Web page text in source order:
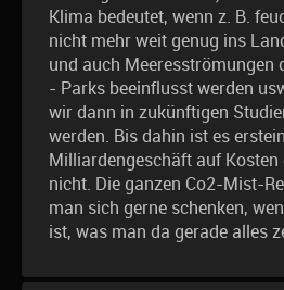
Klima bedeutet, wenn z. B.
nicht mehr weit genug ins
und auch Meeresströmungen
- Parks beeinflusst werden
wir dann in zukünftigen
werden. Bis dahin ist es
Milliardengeschäft auf
nicht. Die ganzen Co2-Mist-
man sich gerne schenken,
ist, was man da gerade alles